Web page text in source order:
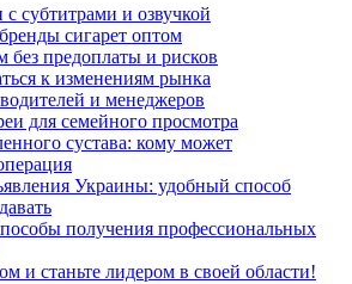
субтитрами и озвучкой
сигарет оптом
без предоплаты и рисков
к изменениям рынка
и менеджеров
для семейного просмотра
сустава: кому может
Украины: удобный способ
получения профессиональных
и станьте лидером в своей области!